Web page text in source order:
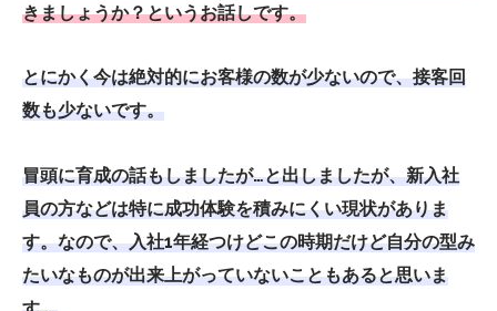
きましょうか？というお話しです。
とにかく今は絶対的にお客様の数が少ないので、接客回
数も少ないです。
冒頭に育成の話もしましたが…と出しましたが、新入社
員の方などは特に成功体験を積みにくい現状がありま
す。なので、入社1年経つけどこの時期だけど自分の型み
たいなものが出来上がっていないこともあると思いま